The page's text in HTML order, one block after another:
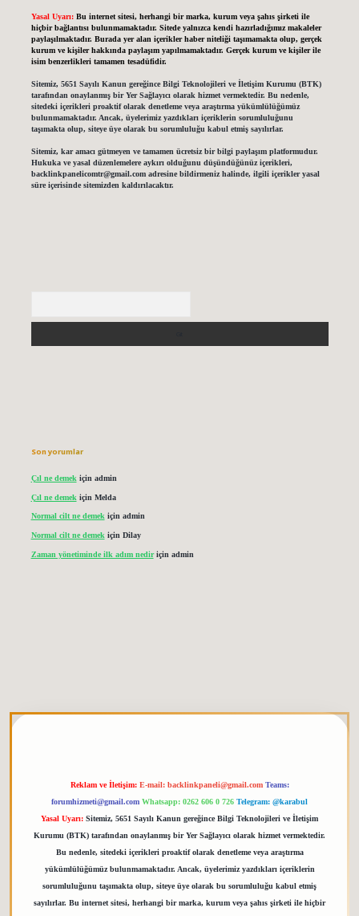
Yasal Uyarı: Bu internet sitesi, herhangi bir marka, kurum veya şahıs şirketi ile
hiçbir bağlantısı bulunmamaktadır. Sitede yalnızca kendi hazırladığımız makaleler
paylaşılmaktadır. Burada yer alan içerikler haber niteliği taşımamakta olup, gerçek
kurum ve kişiler hakkında paylaşım yapılmamaktadır. Gerçek kurum ve kişiler ile
isim benzerlikleri tamamen tesadüfidir.
Sitemiz, 5651 Sayılı Kanun gereğince Bilgi Teknolojileri ve İletişim Kurumu (BTK)
tarafından onaylanmış bir Yer Sağlayıcı olarak hizmet vermektedir. Bu nedenle,
sitedeki içerikleri proaktif olarak denetleme veya araştırma yükümlülüğümüz
bulunmamaktadır. Ancak, üyelerimiz yazdıkları içeriklerin sorumluluğunu
taşımakta olup, siteye üye olarak bu sorumluluğu kabul etmiş sayılırlar.
Sitemiz, kar amacı gütmeyen ve tamamen ücretsiz bir bilgi paylaşım platformudur.
Hukuka ve yasal düzenlemelere aykırı olduğunu düşündüğünüz içerikleri,
backlinkpanelicomtr@gmail.comadresine bildirmeniz halinde, ilgili içerikler yasal
süre içerisinde sitemizden kaldırılacaktır.
Son yorumlar
Çıl ne demek için admin
Çıl ne demek için Melda
Normal cilt ne demekiçin admin
Normal cilt ne demek için Dilay
Zaman yönetiminde ilk adım nediriçin admin
Reklam ve İletişim: E-mail: backlinkpaneli@gmail.com Teams:
forumhizmeti@gmail.com Whatsapp: 0262 606 0 726 Telegram: @karabul
Yasal Uyarı: Sitemiz, 5651 Sayılı Kanun gereğince Bilgi Teknolojileri ve İletişim
Kurumu (BTK) tarafından onaylanmış bir Yer Sağlayıcı olarak hizmet vermektedir.
Bu nedenle, sitedeki içerikleri proaktif olarak denetleme veya araştırma
yükümlülüğümüz bulunmamaktadır. Ancak, üyelerimiz yazdıkları içeriklerin
sorumluluğunu taşımakta olup, siteye üye olarak bu sorumluluğu kabul etmiş
sayılırlar. Bu internet sitesi, herhangi bir marka, kurum veya şahıs şirketi ile hiçbir